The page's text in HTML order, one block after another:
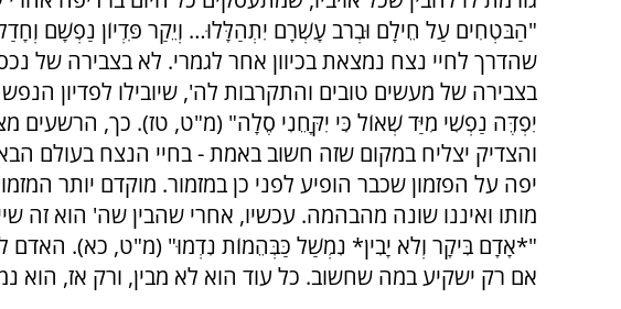
"הַבֹּטְחִים עַל חֵילָם וּבְרֹב עָשְׁרָם יִתְהַלָּלוּ… וְיֵקַר פִּדְיוֹן נַפְשָׁם
שהדרך לחיי נצח נמצאת בכיוון אחר לגמרי. לא בצבירה של
בצבירה של מעשים טובים והתקרבות לה', שיובילו לפדיון
יִפְדֶּה נַפְשִׁי מִיַּד שְׁאוֹל כִּי יִקָּחֵנִי סֶלָה" (מ"ט, טז). כך, הרשעים
והצדיק יצליח במקום שזה חשוב באמת - בחיי הנצח בעולם
יפה על הפזמון שכבר הופיע לפני כן במזמור. מוקדם יותר
מותו ואיננו שונה מהבהמה. עכשיו, אחרי שהבין שה' הוא זה
"*אָדָם בִּיקָר וְלֹא יָבִין* נִמְשַׁל כַּבְּהֵמוֹת נִדְמוּ" (מ"ט, כא). האדם
אם רק ישקיע במה שחשוב. כל עוד הוא לא מבין, ורק אז, הוא